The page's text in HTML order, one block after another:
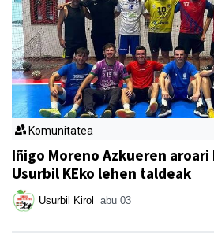
Komunitatea
Iñigo Moreno Azkueren aroari
Usurbil KEko lehen taldeak
Usurbil Kirol abu 03